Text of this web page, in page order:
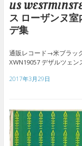
US
ス ローザンヌ
デ集
通販レコード→米ブラッ
XWN19057 デザルツェン
2017年3月29日